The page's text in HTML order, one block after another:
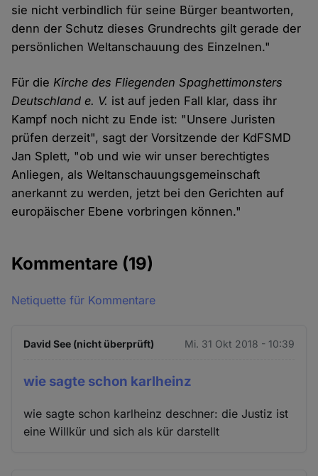
sie nicht verbindlich für seine Bürger beantworten,
denn der Schutz dieses Grundrechts gilt gerade der
persönlichen Weltanschauung des Einzelnen."
Für dieKirche des Fliegenden Spaghettimonsters
Deutschland e. V. ist auf jeden Fall klar, dass ihr
Kampf noch nicht zu Ende ist: "Unsere Juristen
prüfen derzeit", sagt der Vorsitzende der KdFSMD
Jan Splett, "ob und wie wir unser berechtigtes
Anliegen, als Weltanschauungsgemeinschaft
anerkannt zu werden, jetzt bei den Gerichten auf
europäischer Ebene vorbringen können."
Kommentare (19)
Netiquette für Kommentare
David See (nicht überprüft) Mi. 31 Okt 2018 - 10:39
wie sagte schon karlheinz
wie sagte schon karlheinz deschner: die Justiz ist
eine Willkür und sich als kür darstellt